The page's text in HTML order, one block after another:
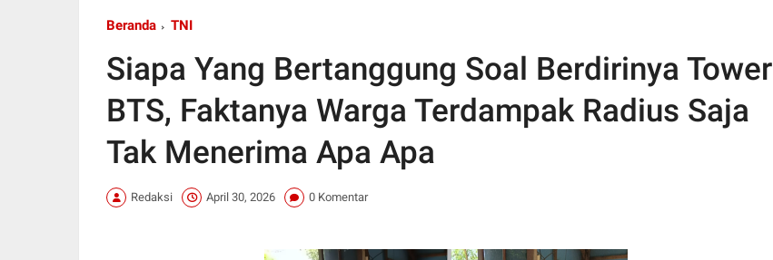
Beranda TNI
Siapa Yang Bertanggung Soal Berdirinya Tower
BTS, Faktanya Warga Terdampak Radius Saja
Tak Menerima Apa Apa
Redaksi April 30, 2026 0 Komentar